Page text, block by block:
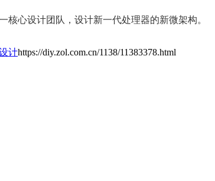
心设计团队，设计新一代处理器的新微架构。
计https://diy.zol.com.cn/1138/11383378.html